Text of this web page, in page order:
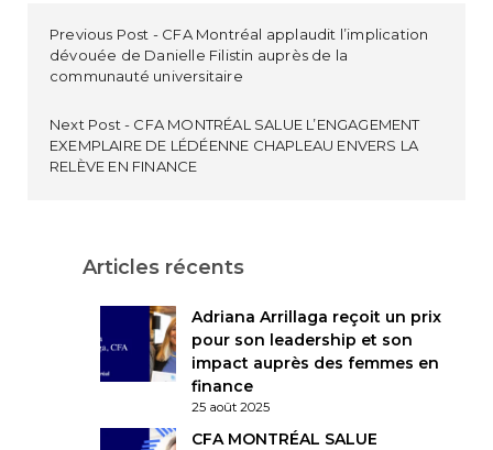
Previous Post
CFA Montréal applaudit l’implication
dévouée de Danielle Filistin auprès de la
communauté universitaire
Next Post
CFA MONTRÉAL SALUE L’ENGAGEMENT
EXEMPLAIRE DE LÉDÉENNE CHAPLEAU ENVERS LA
RELÈVE EN FINANCE
Articles récents
Adriana Arrillaga reçoit un prix
pour son leadership et son
impact auprès des femmes en
finance
25 août 2025
CFA MONTRÉAL SALUE